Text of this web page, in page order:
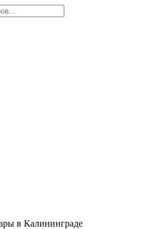
в Калининграде